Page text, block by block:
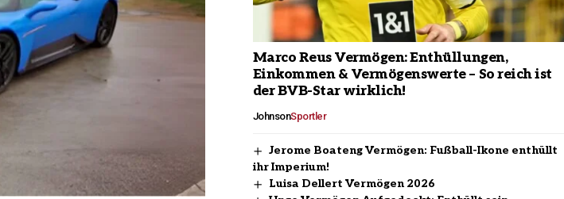
Marco Reus Vermögen: Enthüllungen,
Einkommen & Vermögenswerte – So reich ist
der BVB-Star wirklich!
JohnsonSportler
Jerome Boateng Vermögen: Fußball-Ikone enthüllt
ihr Imperium!
Luisa Dellert Vermögen 2026